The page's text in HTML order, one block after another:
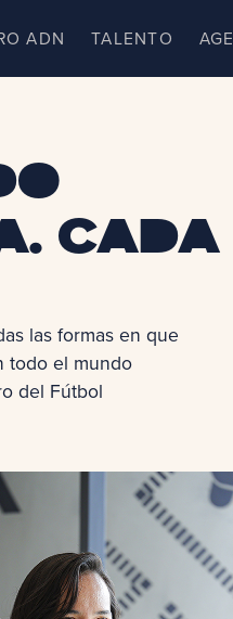
ADN TALENTO
Cada
las formas en que
todo el mundo
del Fútbol